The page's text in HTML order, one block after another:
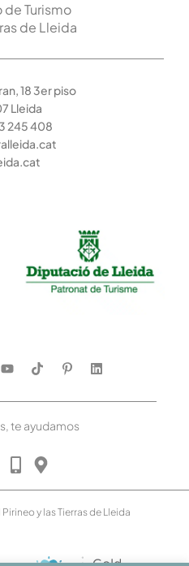
de Turismo
de Lleida
18 3er piso
Lleida
245 408
te ayudamos
y las Tierras de Lleida